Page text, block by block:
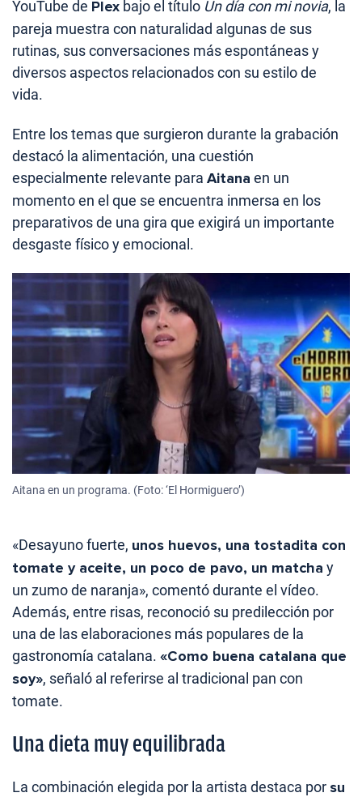
YouTube de Plex bajo el título Un día con mi novia, la
pareja muestra con naturalidad algunas de sus
rutinas, sus conversaciones más espontáneas y
diversos aspectos relacionados con su estilo de
vida.
Entre los temas que surgieron durante la grabación
destacó la alimentación, una cuestión
especialmente relevante para Aitana en un
momento en el que se encuentra inmersa en los
preparativos de una gira que exigirá un importante
desgaste físico y emocional.
Aitana en un programa. (Foto: ‘El Hormiguero’)
«Desayuno fuerte, unos huevos, una tostadita con
tomate y aceite, un poco de pavo, un matcha y
un zumo de naranja», comentó durante el vídeo.
Además, entre risas, reconoció su predilección por
una de las elaboraciones más populares de la
gastronomía catalana. «Como buena catalana que
soy», señaló al referirse al tradicional pan con
tomate.
Una dieta muy equilibrada
La combinación elegida por la artista destaca por su